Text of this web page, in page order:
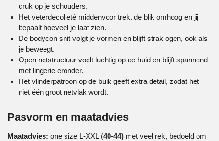
druk op je schouders.
Het veterdecolleté middenvoor trekt de blik omhoog en jij
bepaalt hoeveel je laat zien.
De bodycon snit volgt je vormen en blijft strak ogen, ook als
je beweegt.
Open netstructuur voelt luchtig op de huid en blijft spannend
met lingerie eronder.
Het vlinderpatroon op de buik geeft extra detail, zodat het
niet één groot netvlak wordt.
Pasvorm en maatadvies
Maatadvies: one size L-XXL (40-44) met veel rek, bedoeld om